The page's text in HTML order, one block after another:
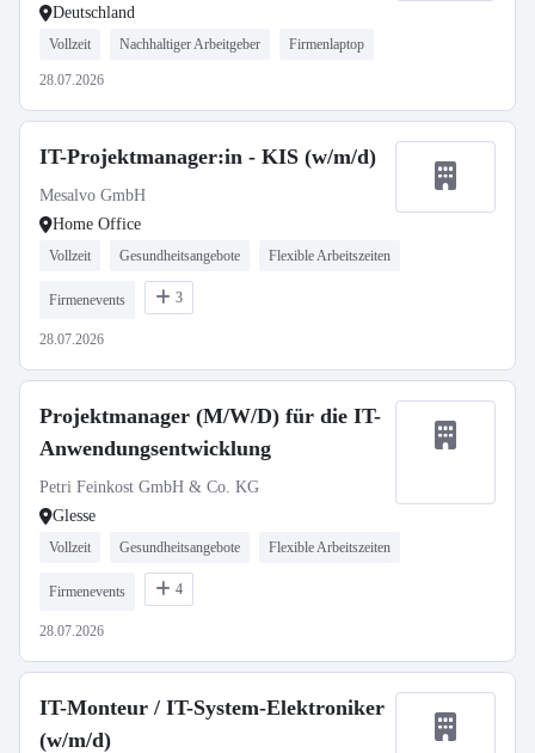
Deutschland
Vollzeit Nachhaltiger Arbeitgeber Firmenlaptop
28.07.2026
IT-Projektmanager:in - KIS (w/m/d)
Mesalvo GmbH
Home Office
Vollzeit Gesundheitsangebote Flexible Arbeitszeiten
Firmenevents 3
28.07.2026
Projektmanager (M/W/D) für die IT-
Anwendungsentwicklung
Petri Feinkost GmbH & Co. KG
Glesse
Vollzeit Gesundheitsangebote Flexible Arbeitszeiten
Firmenevents 4
28.07.2026
IT-Monteur / IT-System-Elektroniker
(w/m/d)